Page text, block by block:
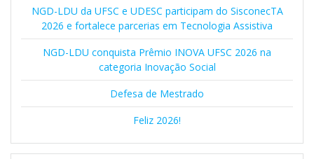
NGD-LDU da UFSC e UDESC participam do SisconecTA
2026 e fortalece parcerias em Tecnologia Assistiva
NGD-LDU conquista Prêmio INOVA UFSC 2026 na
categoria Inovação Social
Defesa de Mestrado
Feliz 2026!